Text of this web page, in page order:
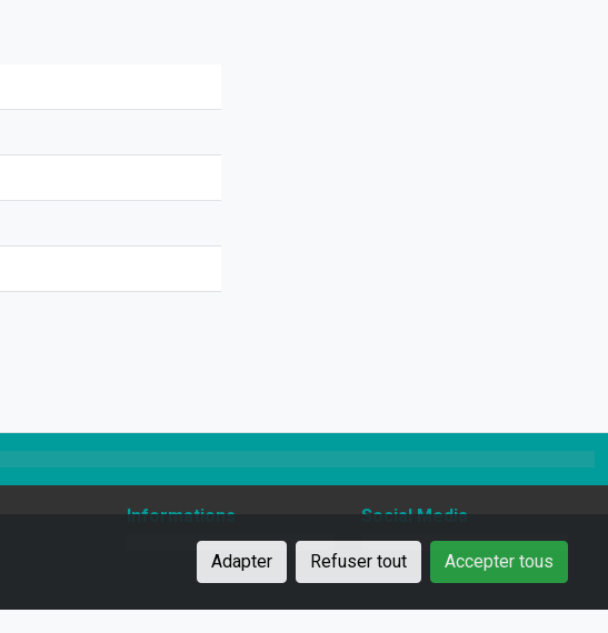
Informations Social Media
Adapter Refuser tout Accepter tous